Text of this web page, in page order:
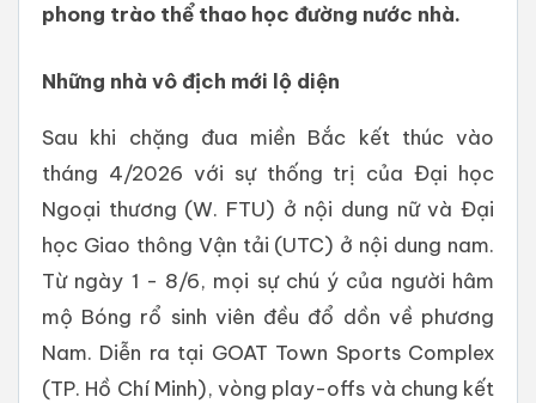
phong trào thể thao học đường nước nhà.
Những nhà vô địch mới lộ diện
Sau khi chặng đua miền Bắc kết thúc vào
tháng 4/2026 với sự thống trị của Đại học
Ngoại thương (W. FTU) ở nội dung nữ và Đại
học Giao thông Vận tải (UTC) ở nội dung nam.
Từ ngày 1 - 8/6, mọi sự chú ý của người hâm
mộ Bóng rổ sinh viên đều đổ dồn về phương
Nam. Diễn ra tại GOAT Town Sports Complex
(TP. Hồ Chí Minh), vòng play-offs và chung kết